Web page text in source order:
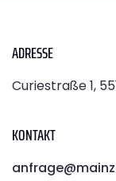
ADRESSE
Curiestraße 1,
KONTAKT